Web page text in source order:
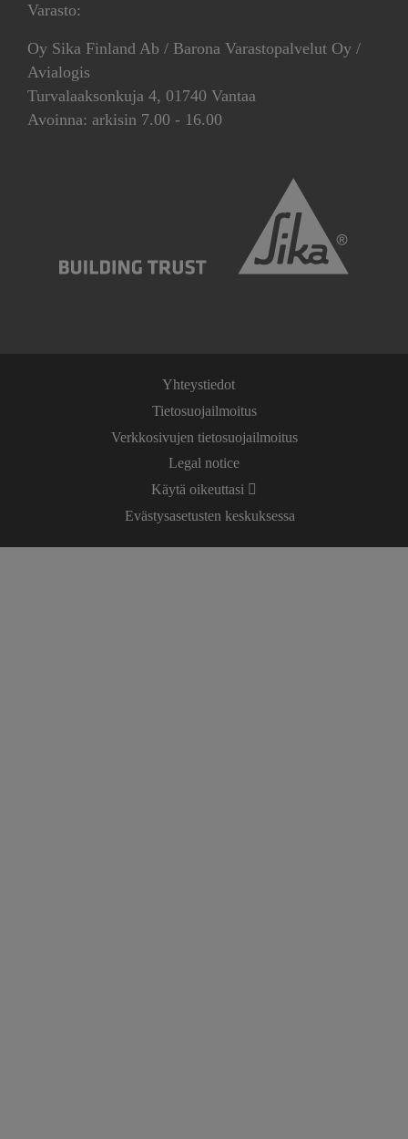
Varasto:
Oy Sika Finland Ab / Barona Varastopalvelut Oy /
Avialogis
Turvalaaksonkuja 4, 01740 Vantaa
Avoinna: arkisin 7.00 - 16.00
Yhteystiedot
Tietosuojailmoitus
Verkkosivujen tietosuojailmoitus
Legal notice
Käytä oikeuttasi
Evästysasetusten keskuksessa